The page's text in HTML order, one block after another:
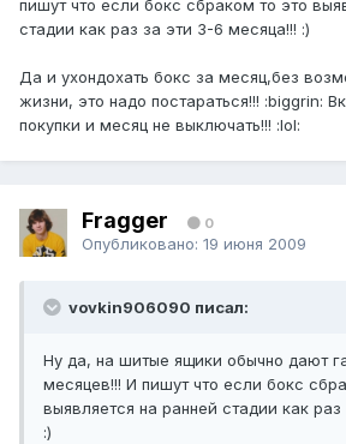
пишут что если бокс сбраком то это
стадии как раз за эти 3-6 месяца!!! :)
Да и ухондохать бокс за месяц,без
жизни, это надо постараться!!! :biggrin:
покупки и месяц не выключать!!! :lol:
Fragger 0
Опубликовано: 19 июня 2009
vovkin906090 писал:
Ну да, на шитые ящики обычно дают
месяцев!!! И пишут что если бокс
выявляется на ранней стадии как
:)